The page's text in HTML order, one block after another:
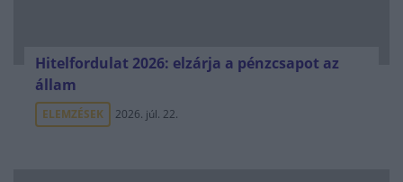
Hitelfordulat 2026: elzárja a pénzcsapot az
állam
ELEMZÉSEK 2026. júl. 22.